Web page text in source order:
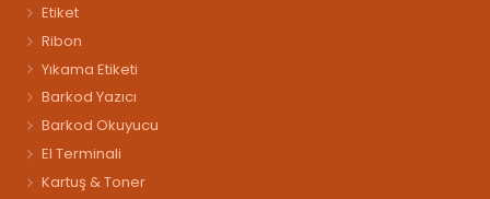
Etiket
Ribon
Yıkama Etiketi
Barkod Yazıcı
Barkod Okuyucu
El Terminali
Kartuş & Toner